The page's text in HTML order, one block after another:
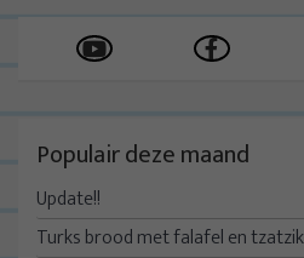
Populair deze maand
Update!!
Turks brood met falafel en